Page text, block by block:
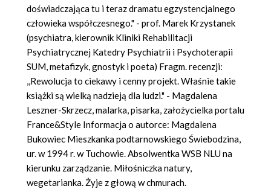
doświadczająca tu i teraz dramatu egzystencjalnego
człowieka współczesnego." - prof. Marek Krzystanek
(psychiatra, kierownik Kliniki Rehabilitacji
Psychiatrycznej Katedry Psychiatrii i Psychoterapii
SUM, metafizyk, gnostyk i poeta) Fragm. recenzji:
,,Rewolucja to ciekawy i cenny projekt. Właśnie takie
książki są wielką nadzieją dla ludzi." - Magdalena
Leszner-Skrzecz, malarka, pisarka, założycielka portalu
France&Style Informacja o autorce: Magdalena
Bukowiec Mieszkanka podtarnowskiego Świebodzina,
ur. w 1994 r. w Tuchowie. Absolwentka WSB NLU na
kierunku zarządzanie. Miłośniczka natury,
wegetarianka. Żyje z głową w chmurach.